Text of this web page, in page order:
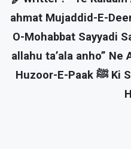
ahmat Mujaddid-E-
O-Mohabbat Sayyadi
allahu ta’ala anho” Ne
Huzoor-E-Paak ﷺ Ki Shaan-E-Aqdas Me Likha